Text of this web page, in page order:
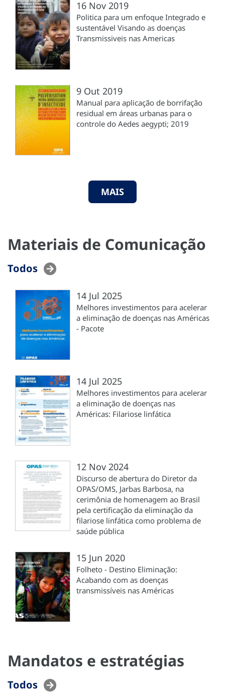
16 Nov 2019
Politica para um enfoque Integrado e
sustentável Visando as doenças
Transmissiveis nas Americas
9 Out 2019
Manual para aplicação de borrifação
residual em áreas urbanas para o
controle do Aedes aegypti; 2019
MAIS
Materiais de Comunicação
Todos
14 Jul 2025
Melhores investimentos para acelerar
a eliminação de doenças nas Américas
- Pacote
14 Jul 2025
Melhores investimentos para acelerar
a eliminação de doenças nas
Américas: Filariose linfática
12 Nov 2024
Discurso de abertura do Diretor da
OPAS/OMS, Jarbas Barbosa, na
cerimônia de homenagem ao Brasil
pela certificação da eliminação da
filariose linfática como problema de
saúde pública
15 Jun 2020
Folheto - Destino Eliminação:
Acabando com as doenças
transmissíveis nas Américas
Mandatos e estratégias
Todos